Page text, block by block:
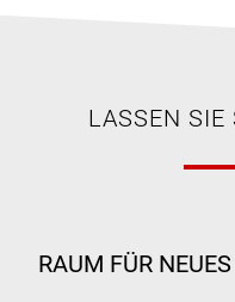
LASSEN SIE
RAUM FÜR